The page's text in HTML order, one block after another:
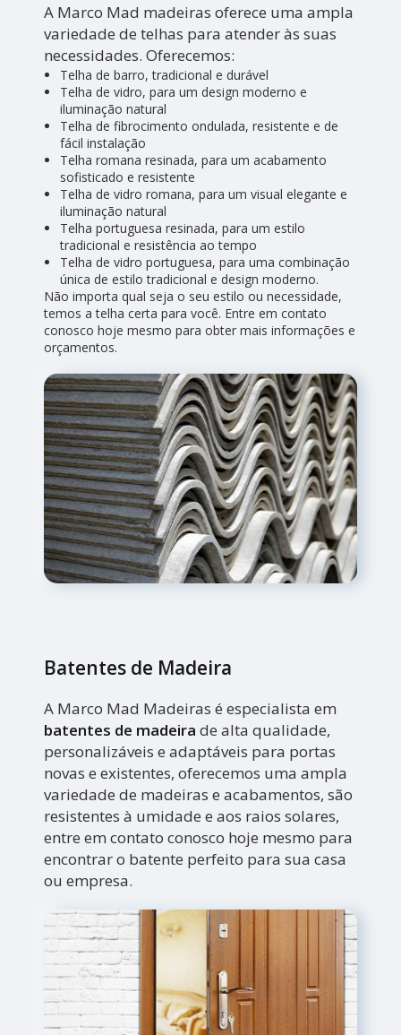
A Marco Mad madeiras oferece uma ampla
variedade de telhas para atender às suas
necessidades. Oferecemos:
Telha de barro, tradicional e durável
Telha de vidro, para um design moderno e
iluminação natural
Telha de fibrocimento ondulada, resistente e de
fácil instalação
Telha romana resinada, para um acabamento
sofisticado e resistente
Telha de vidro romana, para um visual elegante e
iluminação natural
Telha portuguesa resinada, para um estilo
tradicional e resistência ao tempo
Telha de vidro portuguesa, para uma combinação
única de estilo tradicional e design moderno.
Não importa qual seja o seu estilo ou necessidade,
temos a telha certa para você. Entre em contato
conosco hoje mesmo para obter mais informações e
orçamentos.
Batentes de Madeira
A Marco Mad Madeiras é especialista em
batentes de madeira de alta qualidade,
personalizáveis e adaptáveis para portas
novas e existentes, oferecemos uma ampla
variedade de madeiras e acabamentos, são
resistentes à umidade e aos raios solares,
entre em contato conosco hoje mesmo para
encontrar o batente perfeito para sua casa
ou empresa.